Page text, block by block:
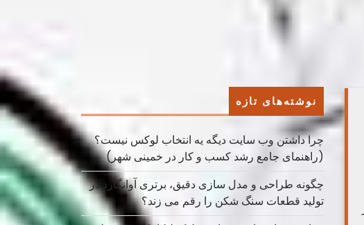
نوشته‌های تازه
چرا داشتن وب سایت دیگه یه انتخاب لوکس نیست؟
(راهنمای جامع رشد کسب ‌و کار در خمینی ‌شهر)
چگونه طراحی و مدل سازی دقیق، برتری آوانگارد در
تولید قطعات سنگ شکن را رقم می زند؟